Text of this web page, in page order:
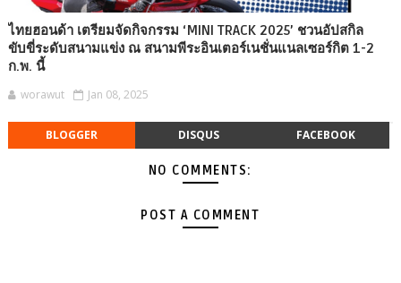
ไทยฮอนด้า เตรียมจัดกิจกรรม ‘MINI TRACK 2025’ ชวนอัปสกิล
ขับขี่ระดับสนามแข่ง ณ สนามพีระอินเตอร์เนชั่นแนลเซอร์กิต 1-2
ก.พ. นี้
worawut Jan 08, 2025
BLOGGER DISQUS FACEBOOK
NO COMMENTS:
POST A COMMENT